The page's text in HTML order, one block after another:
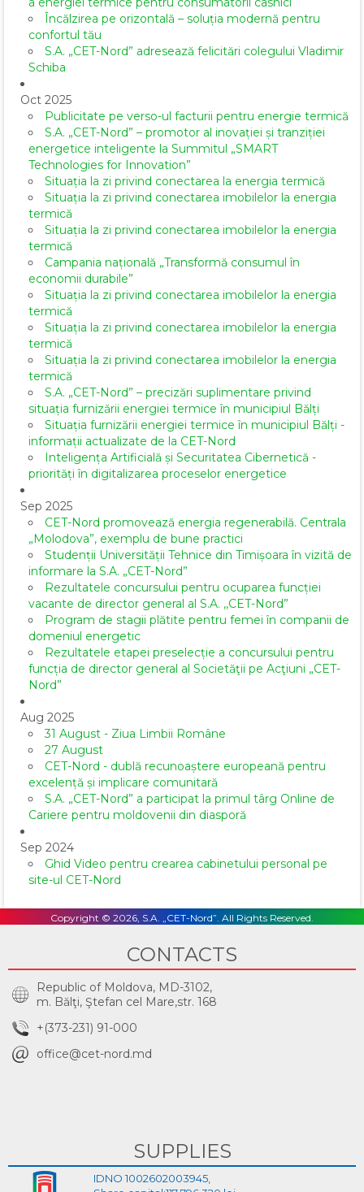
Încălzirea pe orizontală – soluția modernă pentru
confortul tău
S.A. „CET-Nord” adresează felicitări colegului Vladimir
Schiba
Oct 2025
Publicitate pe verso-ul facturii pentru energie termică
S.A. „CET-Nord” – promotor al inovației și tranziției
energetice inteligente la Summitul „SMART
Technologies for Innovation”
Situația la zi privind conectarea la energia termică
Situația la zi privind conectarea imobilelor la energia
termică
Situația la zi privind conectarea imobilelor la energia
termică
Campania națională „Transformă consumul în
economii durabile”
Situația la zi privind conectarea imobilelor la energia
termică
Situația la zi privind conectarea imobilelor la energia
termică
Situația la zi privind conectarea imobilelor la energia
termică
S.A. „CET-Nord” – precizări suplimentare privind
situația furnizării energiei termice în municipiul Bălți
Situația furnizării energiei termice în municipiul Bălți -
informații actualizate de la CET-Nord
Inteligența Artificială și Securitatea Cibernetică -
priorități în digitalizarea proceselor energetice
Sep 2025
CET-Nord promovează energia regenerabilă. Centrala
„Molodova”, exemplu de bune practici
Studenții Universității Tehnice din Timișoara în vizită de
informare la S.A. „CET-Nord”
Rezultatele concursului pentru ocuparea funcției
vacante de director general al S.A. ,,CET-Nord”
Program de stagii plătite pentru femei în companii de
domeniul energetic
Rezultatele etapei preselecție a concursului pentru
funcția de director general al Societăţii pe Acţiuni „CET-
Nord”
Aug 2025
31 August - Ziua Limbii Române
27 August
CET-Nord - dublă recunoaștere europeană pentru
excelență și implicare comunitară
S.A. „CET-Nord” a participat la primul târg Online de
Cariere pentru moldovenii din diasporă
Sep 2024
Ghid Video pentru crearea cabinetului personal pe
site-ul CET-Nord
Copyright © 2026, S.A. „CET-Nord”. All Rights Reserved.
CONTACTS
Republic of Moldova, MD-3102,
m. Bălţi, Ştefan cel Mare,str. 168
+(373-231) 91-000
office@cet-nord.md
SUPPLIES
IDNO 1002602003945,